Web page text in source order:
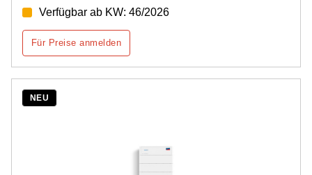
Verfügbar ab KW: 46/2026
Für Preise anmelden
NEU